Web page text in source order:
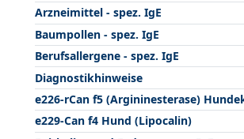
Arzneimittel - spez. IgE
Baumpollen - spez. IgE
Berufsallergene - spez. IgE
Diagnostikhinweise
e226-rCan f5 (Argininesterase)
e229-Can f4 Hund (Lipocalin)